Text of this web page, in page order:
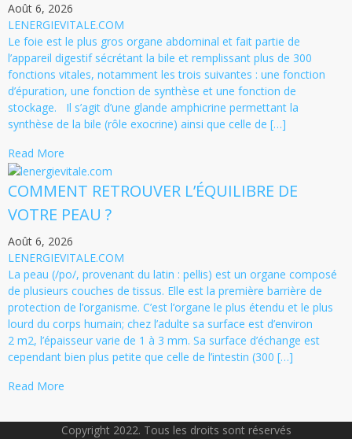
Août 6, 2026
LENERGIEVITALE.COM
Le foie est le plus gros organe abdominal et fait partie de
l’appareil digestif sécrétant la bile et remplissant plus de 300
fonctions vitales, notamment les trois suivantes : une fonction
d’épuration, une fonction de synthèse et une fonction de
stockage. Il s’agit d’une glande amphicrine permettant la
synthèse de la bile (rôle exocrine) ainsi que celle de […]
Read More
COMMENT RETROUVER L’ÉQUILIBRE DE
VOTRE PEAU ?
Août 6, 2026
LENERGIEVITALE.COM
La peau (/po/, provenant du latin : pellis) est un organe composé
de plusieurs couches de tissus. Elle est la première barrière de
protection de l’organisme. C’est l’organe le plus étendu et le plus
lourd du corps humain; chez l’adulte sa surface est d’environ
2 m2, l’épaisseur varie de 1 à 3 mm. Sa surface d’échange est
cependant bien plus petite que celle de l’intestin (300 […]
Read More
Copyright 2022. Tous les droits sont réservés